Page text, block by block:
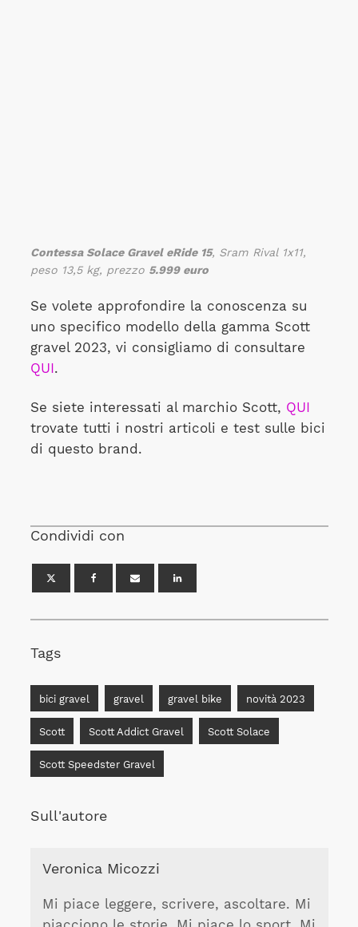
Contessa Solace Gravel eRide 15, Sram Rival 1x11,
peso 13,5 kg, prezzo 5.999 euro
Se volete approfondire la conoscenza su
uno specifico modello della gamma Scott
gravel 2023, vi consigliamo di consultare
QUI .
Se siete interessati al marchio Scott, QUI
trovate tutti i nostri articoli e test sulle bici
di questo brand.
Condividi con
Tags
bici gravel gravel gravel bike novità 2023
Scott Scott Addict Gravel Scott Solace
Scott Speedster Gravel
Sull'autore
Veronica Micozzi
Mi piace leggere, scrivere, ascoltare. Mi